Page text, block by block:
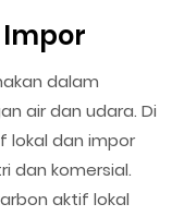
dalam
air dan udara. Di
lokal dan impor
dan komersial.
aktif lokal